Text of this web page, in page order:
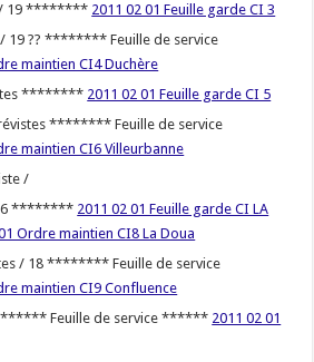
/ 19 ******** 2011 02 01 Feuille garde CI 3
/ 19 ?? ******** Feuille de service
maintien CI4 Duchère
******** 2011 02 01 Feuille garde CI 5
******** Feuille de service
maintien CI6 Villeurbanne
/
/ 6 ******** 2011 02 01 Feuille garde CI LA
Ordre maintien CI8 La Doua
/ 18 ******** Feuille de service
maintien CI9 Confluence
Feuille de service ****** 2011 02 01